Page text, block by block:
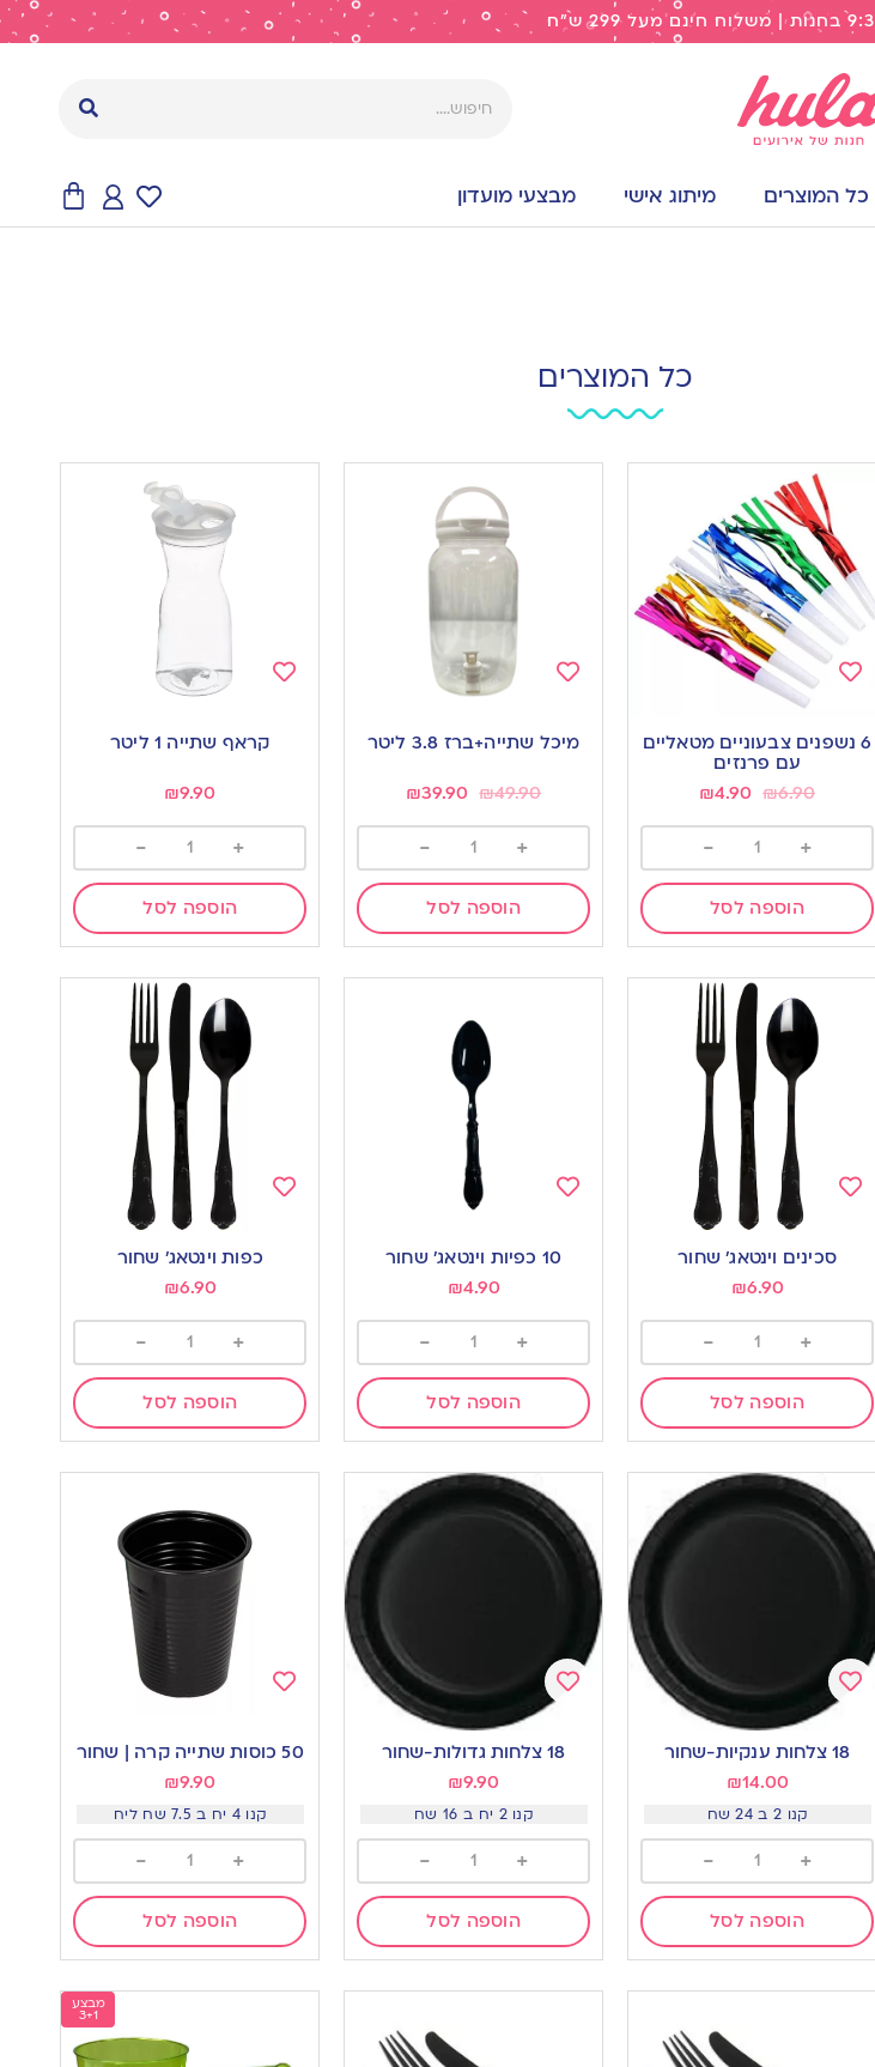
כל המוצרים מיתוג אישי מבצעי מועדון
כל המוצרים
to
wishlist
6 נשפנים צבעוניים מטאליים
עם פרנזים
₪6.90
₪4.90
+
-
הוספה לסל
to
wishlist
מיכל שתייה+ברז 3.8 ליטר
₪49.90
₪39.90
+
-
הוספה לסל
wishlist
קראף שתייה 1 ליטר
₪9.90
+
-
הוספה לסל
wishlist
סכינים וינטאג’ שחור
₪6.90
+
-
הוספה לסל
wishlist
10 כפיות וינטאג’ שחור
₪4.90
+
-
הוספה לסל
wishlist
כפות וינטאג’ שחור
₪6.90
+
-
הוספה לסל
wishlist
18 צלחות ענקיות-שחור
₪14.00
קנו 2 ב 24 שח
+
-
הוספה לסל
wishlist
18 צלחות גדולות-שחור
₪9.90
קנו 2 יח ב 16 שח
+
-
הוספה לסל
to
wishlist
50 כוסות שתייה קרה | שחור
₪9.90
קנו 4 יח ב 7.5 שח ליח
+
-
הוספה לסל
מבצע
3+1